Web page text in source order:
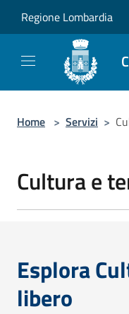
Regione Lombardia
Home > Servizi >
Cultura e
Esplora
libero